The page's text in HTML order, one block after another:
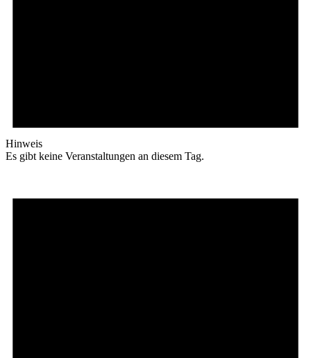
Hinweis
Es gibt keine Veranstaltungen an diesem Tag.